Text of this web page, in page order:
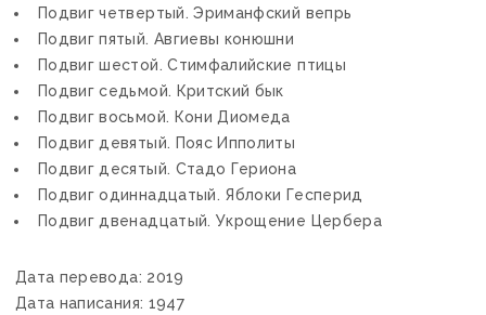
Подвиг четвертый. Эриманфский вепрь
Подвиг пятый. Авгиевы конюшни
Подвиг шестой. Стимфалийские птицы
Подвиг седьмой. Критский бык
Подвиг восьмой. Кони Диомеда
Подвиг девятый. Пояс Ипполиты
Подвиг десятый. Стадо Гериона
Подвиг одиннадцатый. Яблоки Гесперид
Подвиг двенадцатый. Укрощение Цербера
Дата перевода: 2019
Дата написания: 1947